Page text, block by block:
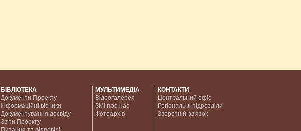
БІБЛІОТЕКА
Документи Проекту
Інформаційні вісники
Документування досвіду
Звіти Проекту
МУЛЬТИМЕДІА
Відеогалерея
ЗМІ про нас
Фотоархів
КОНТАКТИ
Центральний офіс
Регіональні підрозділи
Зворотній зв'язок